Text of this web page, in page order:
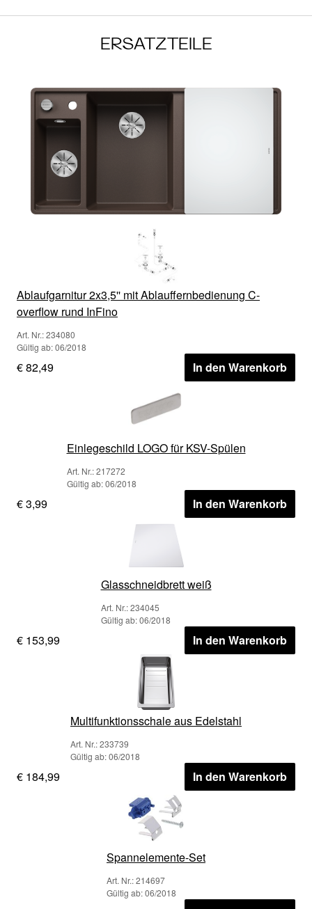
ERSATZTEILE
Ablaufgarnitur 2x3,5'' mit Ablauffernbedienung C-
overflow rund InFino
Art. Nr.: 234080
Gültig ab: 06/2018
€ 82,49 In den Warenkorb
Einlegeschild LOGO für KSV-Spülen
Art. Nr.: 217272
Gültig ab: 06/2018
€ 3,99 In den Warenkorb
Glasschneidbrett weiß
Art. Nr.: 234045
Gültig ab: 06/2018
€ 153,99 In den Warenkorb
Multifunktionsschale aus Edelstahl
Art. Nr.: 233739
Gültig ab: 06/2018
€ 184,99 In den Warenkorb
Spannelemente-Set
Art. Nr.: 214697
Gültig ab: 06/2018